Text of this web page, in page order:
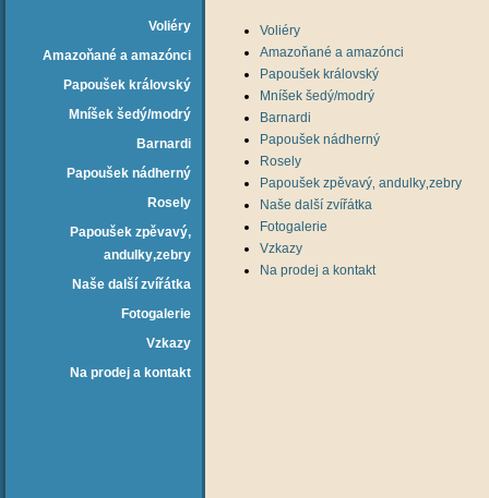
Voliéry
Amazoňané a amazónci
Papoušek královský
Mníšek šedý/modrý
Barnardi
Papoušek nádherný
Rosely
Papoušek zpěvavý‚
andulky‚zebry
Naše další zvířátka
Fotogalerie
Vzkazy
Na prodej a kontakt
Voliéry
Amazoňané a amazónci
Papoušek královský
Mníšek šedý/modrý
Barnardi
Papoušek nádherný
Rosely
Papoušek zpěvavý‚ andulky‚zebry
Naše další zvířátka
Fotogalerie
Vzkazy
Na prodej a kontakt